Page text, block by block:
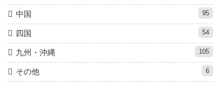
中国 95
四国 54
九州・沖縄 105
その他 6